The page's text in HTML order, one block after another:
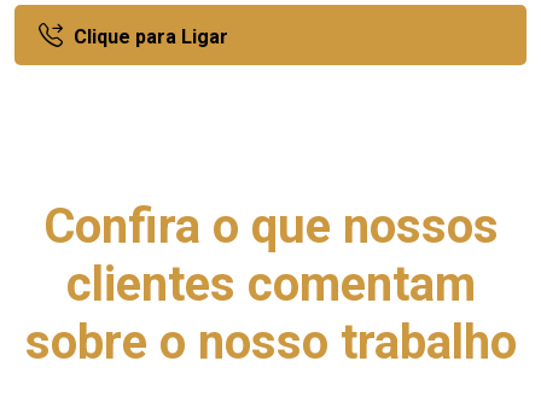
Clique para Ligar
Confira o que nossos
clientes comentam
sobre o nosso trabalho